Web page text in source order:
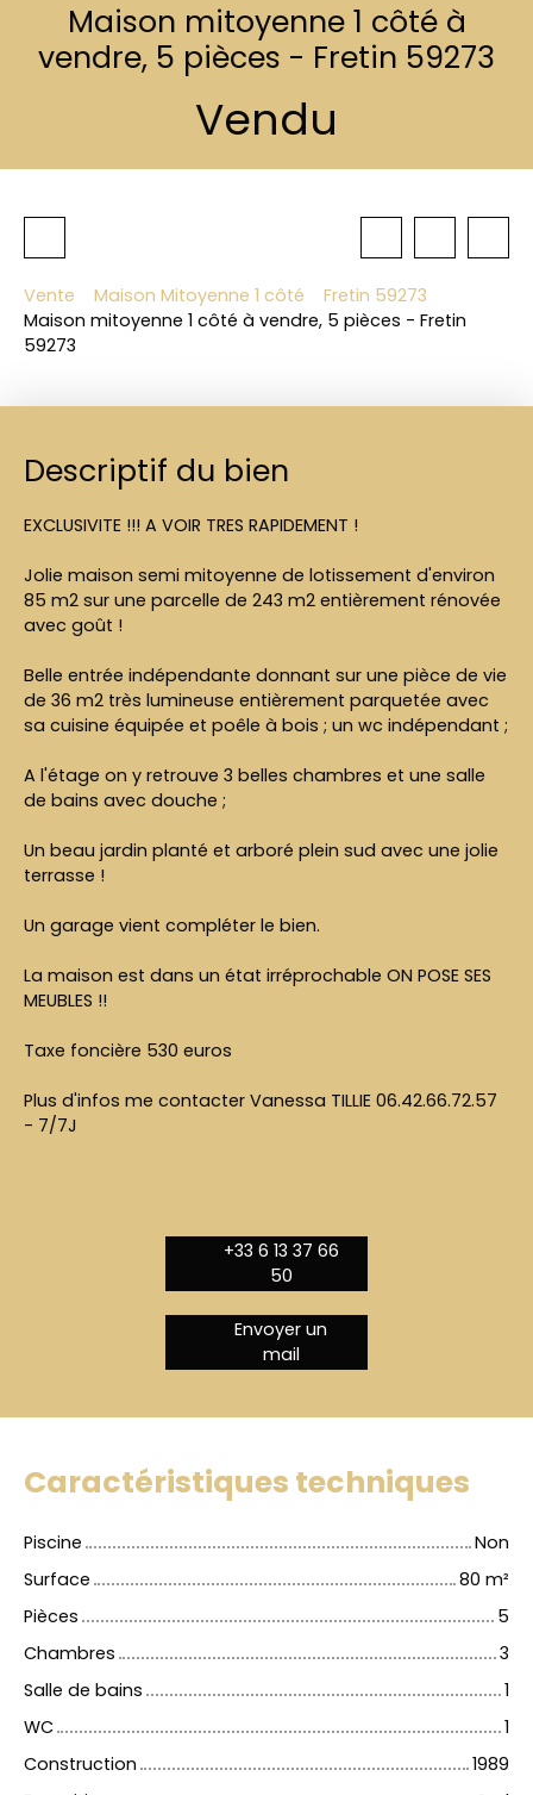
Maison mitoyenne 1 côté à
vendre, 5 pièces - Fretin 59273
Vendu
Vente Maison Mitoyenne 1 côté
Fretin 59273
Maison mitoyenne 1 côté à vendre, 5 pièces - Fretin
59273
Descriptif du bien
EXCLUSIVITE !!! A VOIR TRES RAPIDEMENT !
Jolie maison semi mitoyenne de lotissement d'environ
85 m2 sur une parcelle de 243 m2 entièrement rénovée
avec goût !
Belle entrée indépendante donnant sur une pièce de vie
de 36 m2 très lumineuse entièrement parquetée avec
sa cuisine équipée et poêle à bois ; un wc indépendant ;
A l'étage on y retrouve 3 belles chambres et une salle
de bains avec douche ;
Un beau jardin planté et arboré plein sud avec une jolie
terrasse !
Un garage vient compléter le bien.
La maison est dans un état irréprochable ON POSE SES
MEUBLES !!
Taxe foncière 530 euros
Plus d'infos me contacter Vanessa TILLIE 06.42.66.72.57
- 7/7J
+33 6 13 37 66
50
Envoyer un
mail
Caractéristiques techniques
Piscine
Non
Surface
80 m²
Pièces
5
Chambres
3
Salle de bains
1
WC
1
Construction
1989